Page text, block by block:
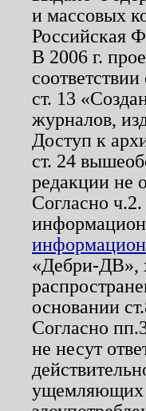
и массовых
Российская
В 2006 г.
соответствии
ст. 13
журналов,
Доступ к
ст. 24
редакции не
Согласно
«Дебри-ДВ»,
основании
Согласно
не несут
ущемляющих